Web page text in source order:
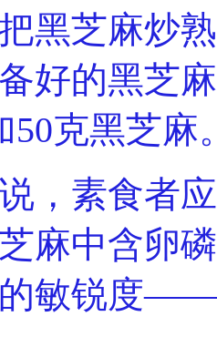
芝麻炒熟
好的黑芝
50克黑芝麻
素食者应
麻中含卵
敏锐度——